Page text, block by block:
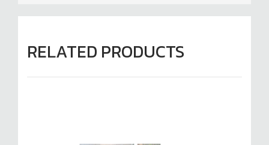
RELATED PRODUCTS